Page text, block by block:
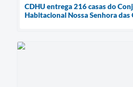
CDHU entrega 216 casas do
Habitacional Nossa Senhora das